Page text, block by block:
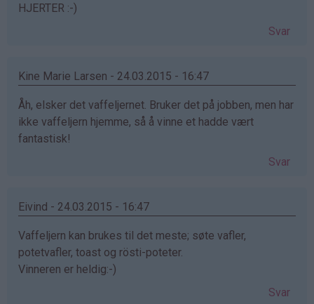
HJERTER :-)
Svar
Kine Marie Larsen - 24.03.2015 - 16:47
Åh, elsker det vaffeljernet. Bruker det på jobben, men har
ikke vaffeljern hjemme, så å vinne et hadde vært
fantastisk!
Svar
Eivind - 24.03.2015 - 16:47
Vaffeljern kan brukes til det meste; søte vafler,
potetvafler, toast og rösti-poteter.
Vinneren er heldig:-)
Svar